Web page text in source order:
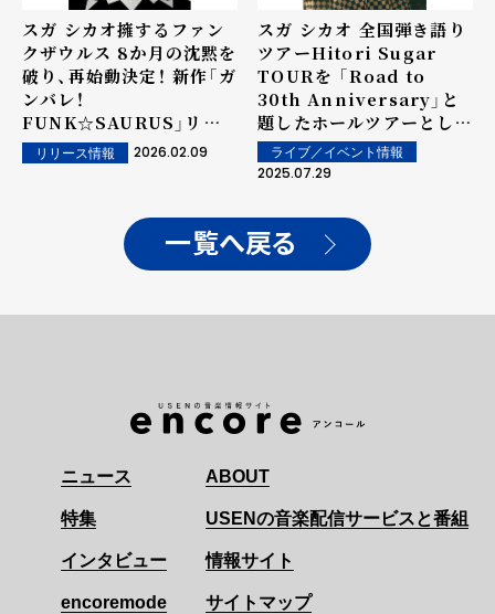
スガ シカオ擁するファン
クザウルス 8か月の沈黙を
破り、再始動決定！ 新作「ガ
ンバレ！
FUNK☆SAURUS」リリ
ース＆ツアー情報、チケッ
ト先行予約解禁！
リリース情報 2026.02.09
スガ シカオ 全国弾き語り
ツアーHitori Sugar
TOURを 「Road to
30th Anniversary」と
題したホールツアーとして
開催！ そして30周年応援
倶楽部では、ラジオ番組
ライブ／イベント情報
2025.07.29
一覧へ戻る
ニュース
特集
インタビュー
encoremode
ABOUT
USENの音楽配信サービスと番組
情報サイト
サイトマップ